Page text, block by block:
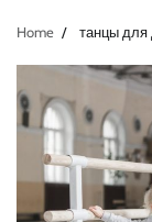
Home танцы для